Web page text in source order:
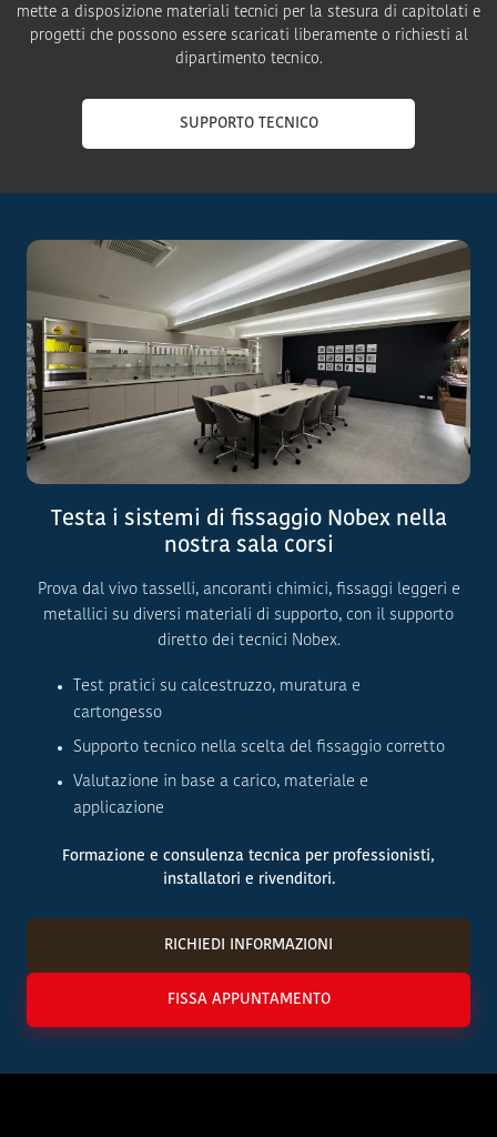
mette a disposizione materiali tecnici per la stesura di capitolati e
progetti che possono essere scaricati liberamente o richiesti al
dipartimento tecnico.
SUPPORTO TECNICO
Testa i sistemi di fissaggio Nobex nella
nostra sala corsi
Prova dal vivo tasselli, ancoranti chimici, fissaggi leggeri e
metallici su diversi materiali di supporto, con il supporto
diretto dei tecnici Nobex.
Test pratici su calcestruzzo, muratura e
cartongesso
Supporto tecnico nella scelta del fissaggio corretto
Valutazione in base a carico, materiale e
applicazione
Formazione e consulenza tecnica per professionisti,
installatori e rivenditori.
RICHIEDI INFORMAZIONI
FISSA APPUNTAMENTO